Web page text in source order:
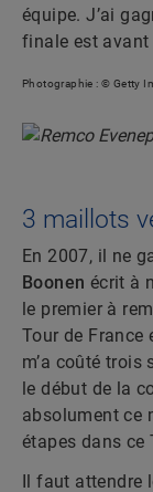
équipe. J’ai
finale est
Photographie : © Getty
3 maillots
En 2007, il ne
Boonen écrit à
le premier à
Tour de France
m’a coûté trois
le début de la
absolument ce
étapes dans ce
Il faut attendre